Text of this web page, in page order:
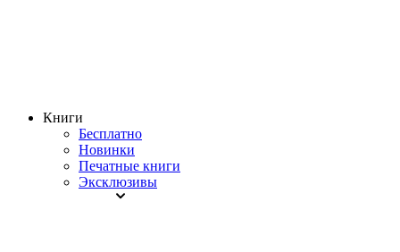
Книги
Бесплатно
Новинки
Печатные книги
Эксклюзивы